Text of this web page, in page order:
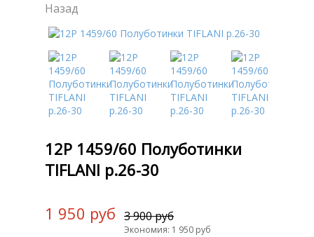
Назад
12Р 1459/60 Полуботинки
TIFLANI р.26-30
1 950 руб 3 900 руб
Экономия: 1 950 руб